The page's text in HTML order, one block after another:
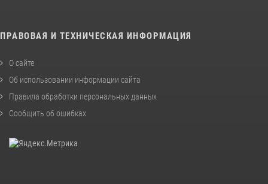
ПРАВОВАЯ И ТЕХНИЧЕСКАЯ ИНФОРМАЦИЯ
О сайте
Об использовании информации сайта
Правила обработки персональных данных
Сообщить об ошибках